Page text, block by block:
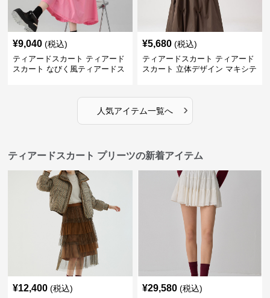
¥9,040 (税込)
ティアードスカート ティアード
スカート なびく風ティアードス
¥5,680 (税込)
ティアードスカート ティアード
スカート 立体デザイン マキシテ
人気アイテム一覧へ ›
ティアードスカート プリーツの新着アイテム
¥12,400 (税込) ¥29,580 (税込)